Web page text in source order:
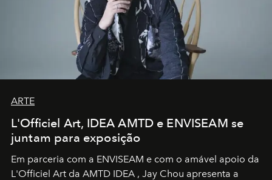
ARTE
L'Officiel Art, IDEA AMTD e ENVISEAM se
juntam para exposição
Em parceria com a ENVISEAM e com o amável apoio da
L'Officiel Art da AMTD IDEA , Jay Chou apresenta a